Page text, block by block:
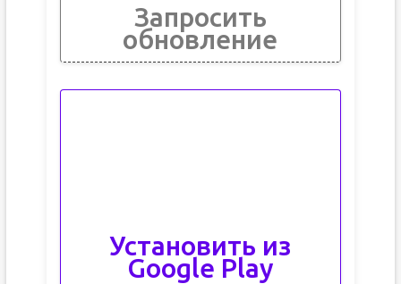
Запросить
обновление
Установить из
Google Play